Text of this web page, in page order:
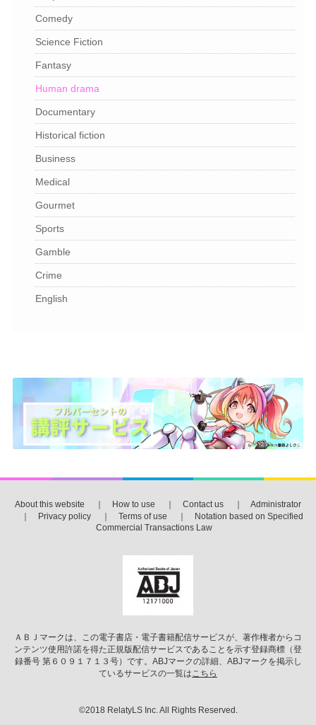
Comedy
Science Fiction
Fantasy
Human drama
Documentary
Historical fiction
Business
Medical
Gourmet
Sports
Gamble
Crime
English
About this website How to use Contact us
Administrator
Privacy policy Terms of use
Notation based on Specified
Commercial Transactions Law
ＡＢＪマークは、この電子書店・電子書籍配信サービスが、著作権者からコ
ンテンツ使用許諾を得た正規版配信サービスであることを示す登録商標（登
録番号 第６０９１７１３号）です。ABJマークの詳細、ABJマークを掲示し
ているサービスの一覧はこちら
©2018 RelatyLS Inc. All Rights Reserved.